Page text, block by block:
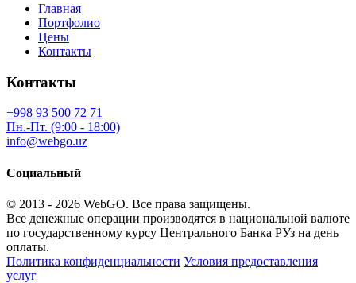
Главная
Портфолио
Цены
Контакты
Контакты
+998 93 500 72 71
Пн.-Пт. (9:00 - 18:00)
info@webgo.uz
Социальный
© 2013 - 2026 WebGO. Все права защищены.
Все денежные операции производятся в национальной валюте
по государственному курсу Центрального Банка РУз на день
оплаты.
Политика конфиденциальности Условия предоставления
услуг